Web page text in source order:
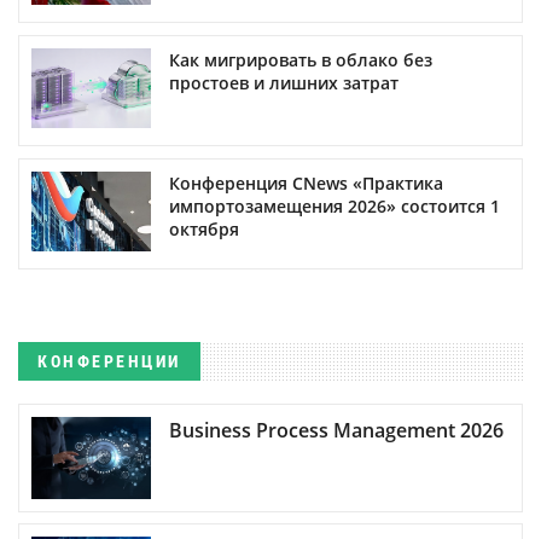
Как мигрировать в облако без
простоев и лишних затрат
Конференция CNews «Практика
импортозамещения 2026» состоится 1
октября
КОНФЕРЕНЦИИ
Business Process Management 2026